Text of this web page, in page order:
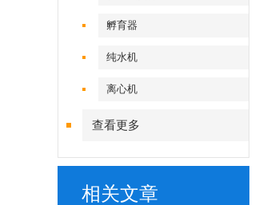
孵育器
纯水机
离心机
查看更多
相关文章